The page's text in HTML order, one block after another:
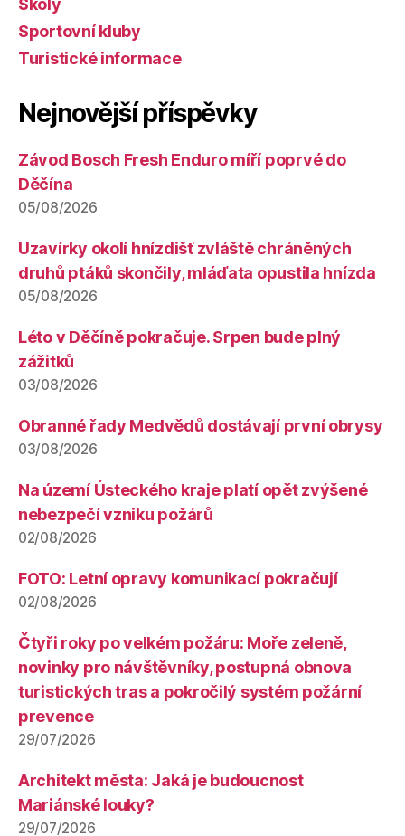
Sportovní kluby
Turistické informace
Nejnovější příspěvky
Závod Bosch Fresh Enduro míří poprvé do
Děčína
05/08/2026
Uzavírky okolí hnízdišť zvláště chráněných
druhů ptáků skončily, mláďata opustila hnízda
05/08/2026
Léto v Děčíně pokračuje. Srpen bude plný
zážitků
03/08/2026
Obranné řady Medvědů dostávají první obrysy
03/08/2026
Na území Ústeckého kraje platí opět zvýšené
nebezpečí vzniku požárů
02/08/2026
FOTO: Letní opravy komunikací pokračují
02/08/2026
Čtyři roky po velkém požáru: Moře zeleně,
novinky pro návštěvníky, postupná obnova
turistických tras a pokročilý systém požární
prevence
29/07/2026
Architekt města: Jaká je budoucnost
Mariánské louky?
29/07/2026